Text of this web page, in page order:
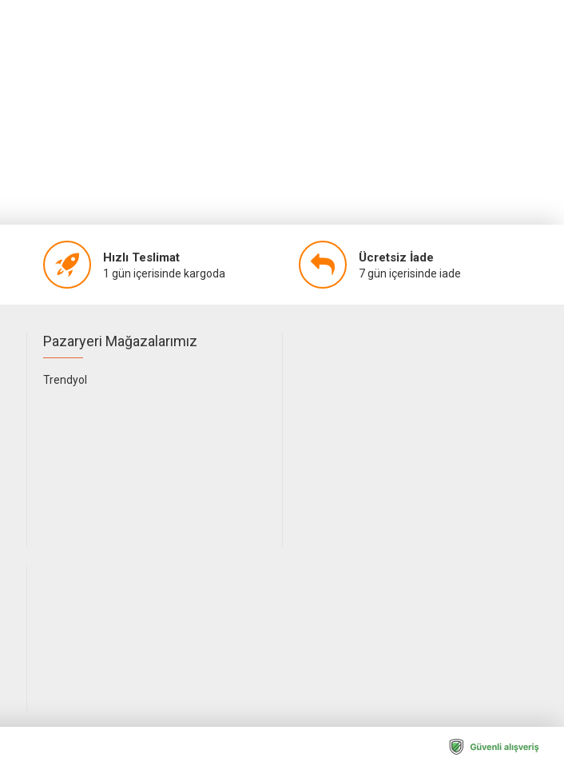
Hızlı Teslimat
1 gün içerisinde kargoda
Ücretsiz İade
7 gün içerisinde iade
Pazaryeri Mağazalarımız
Trendyol